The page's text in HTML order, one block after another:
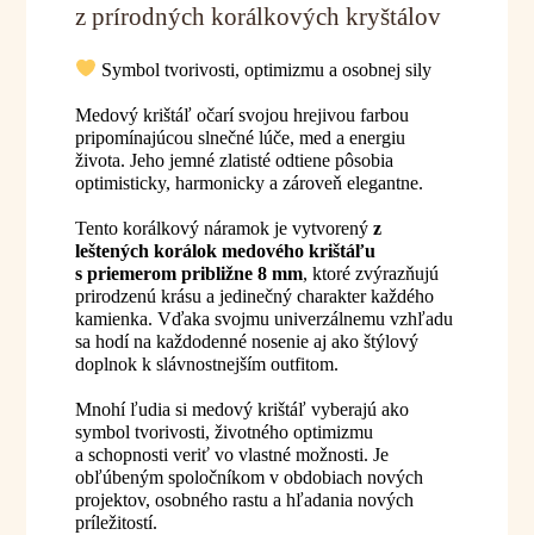
z prírodných korálkových kryštálov
Symbol tvorivosti, optimizmu a osobnej sily
Medový krištáľ očarí svojou hrejivou farbou
pripomínajúcou slnečné lúče, med a energiu
života. Jeho jemné zlatisté odtiene pôsobia
optimisticky, harmonicky a zároveň elegantne.
Tento korálkový náramok je vytvorený z
leštených korálok medového krištáľu
s priemerom približne 8 mm, ktoré zvýrazňujú
prirodzenú krásu a jedinečný charakter každého
kamienka. Vďaka svojmu univerzálnemu vzhľadu
sa hodí na každodenné nosenie aj ako štýlový
doplnok k slávnostnejším outfitom.
Mnohí ľudia si medový krištáľ vyberajú ako
symbol tvorivosti, životného optimizmu
a schopnosti veriť vo vlastné možnosti. Je
obľúbeným spoločníkom v obdobiach nových
projektov, osobného rastu a hľadania nových
príležitostí.